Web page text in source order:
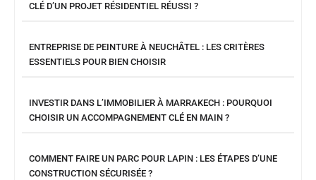
CLÉ D’UN PROJET RÉSIDENTIEL RÉUSSI ?
ENTREPRISE DE PEINTURE À NEUCHÂTEL : LES CRITÈRES
ESSENTIELS POUR BIEN CHOISIR
INVESTIR DANS L’IMMOBILIER À MARRAKECH : POURQUOI
CHOISIR UN ACCOMPAGNEMENT CLÉ EN MAIN ?
COMMENT FAIRE UN PARC POUR LAPIN : LES ÉTAPES D’UNE
CONSTRUCTION SÉCURISÉE ?